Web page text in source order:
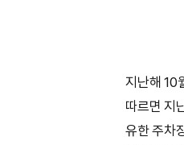
지난해 10
따르면 지
유한 주차